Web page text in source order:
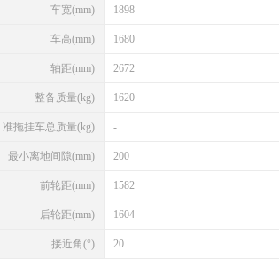
车宽(mm) 1898
车高(mm) 1680
轴距(mm) 2672
整备质量(kg) 1620
准拖挂车总质量(kg) -
最小离地间隙(mm) 200
前轮距(mm) 1582
后轮距(mm) 1604
接近角(°) 20